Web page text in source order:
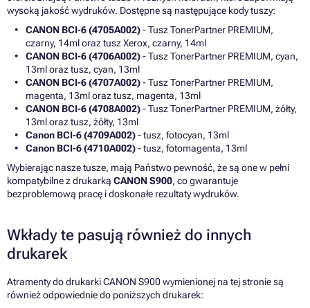
wysoką jakość wydruków. Dostępne są następujące kody tuszy:
CANON BCI-6 (4705A002)- Tusz TonerPartner PREMIUM,
czarny, 14ml oraz tusz Xerox, czarny, 14ml
CANON BCI-6 (4706A002)- Tusz TonerPartner PREMIUM, cyan,
13ml oraz tusz, cyan, 13ml
CANON BCI-6 (4707A002)- Tusz TonerPartner PREMIUM,
magenta, 13ml oraz tusz, magenta, 13ml
CANON BCI-6 (4708A002)- Tusz TonerPartner PREMIUM, żółty,
13ml oraz tusz, żółty, 13ml
Canon BCI-6 (4709A002)- tusz, fotocyan, 13ml
Canon BCI-6 (4710A002)- tusz, fotomagenta, 13ml
Wybierając nasze tusze, mają Państwo pewność, że są one w pełni
kompatybilne z drukarką CANON S900, co gwarantuje
bezproblemową pracę i doskonałe rezultaty wydruków.
Wkłady te pasują również do innych
drukarek
Atramenty do drukarki CANON S900 wymienionej na tej stronie są
również odpowiednie do poniższych drukarek: